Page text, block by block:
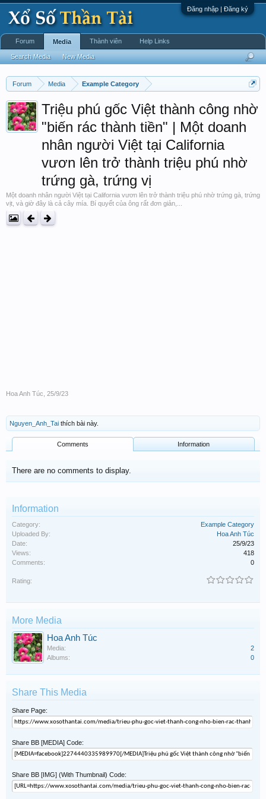
Đăng nhập | Đăng ký
Forum Media Example Category
Triệu phú gốc Việt thành công nhờ
"biến rác thành tiền" | Một doanh
nhân người Việt tại California
vươn lên trở thành triệu phú nhờ
trứng gà, trứng vị
Một doanh nhân người Việt tại California vươn lên trở thành triệu phú nhờ trứng gà, trứng
vịt, và giờ đây là cả cây mía. Bí quyết của ông rất đơn giản,...
Hoa Anh Túc 25/9/23
Nguyen_Anh_Tai thích bài này.
Comments Information
There are no comments to display.
Information
Category:
Example Category
Uploaded By:
Hoa Anh Túc
Date:
25/9/23
Views:
418
Comments:
0
Rating:
More Media
Hoa Anh Túc
Media:
2
Albums:
0
Share This Media
Share Page:
Share BB [MEDIA] Code:
Share BB [IMG] (With Thumbnail) Code:
Forum Media
Search Media New Media
Thành viên Help Links